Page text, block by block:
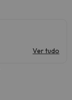
Ver tudo